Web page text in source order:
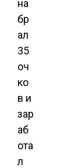
на
бр
ал
35
оч
ко
в и
зар
аб
ота
л